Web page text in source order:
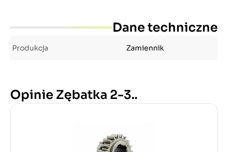
Dane techniczne
Produkcja Zamiennik
Opinie Zębatka 2-3..